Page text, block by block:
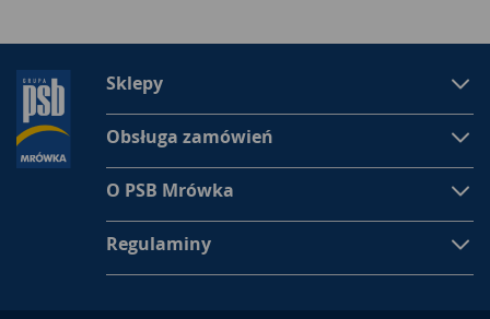
Sklepy
Obsługa zamówień
O PSB Mrówka
Regulaminy